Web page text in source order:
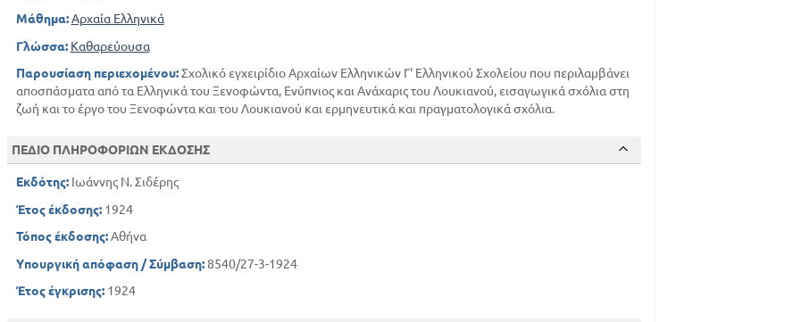
Μάθημα: Αρχαία Ελληνικά
Γλώσσα: Καθαρεύουσα
Παρουσίαση περιεχομένου:Σχολικό εγχειρίδιο Αρχαίων Ελληνικών Γ' Ελληνικού Σχολείου που περιλαμβάνει
αποσπάσματα από τα Ελληνικά του Ξενοφώντα, Ενύπνιος και Ανάχαρις του Λουκιανού, εισαγωγικά σχόλια στη
ζωή και το έργο του Ξενοφώντα και του Λουκιανού και ερμηνευτικά και πραγματολογικά σχόλια.
ΠΕΔΙΟ ΠΛΗΡΟΦΟΡΙΩΝ ΕΚΔΟΣΗΣ
Εκδότης:Ιωάννης Ν. Σιδέρης
Έτος έκδοσης:1924
Τόπος έκδοσης:Αθήνα
Υπουργική απόφαση / Σύμβαση:8540/27-3-1924
Έτος έγκρισης:1924